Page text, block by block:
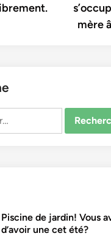
mère
Piscine de jardin! Vous
d’avoir une cet été?